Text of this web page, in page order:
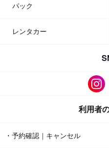
パック
レンタカー
利用者
・予約確認｜キャンセル